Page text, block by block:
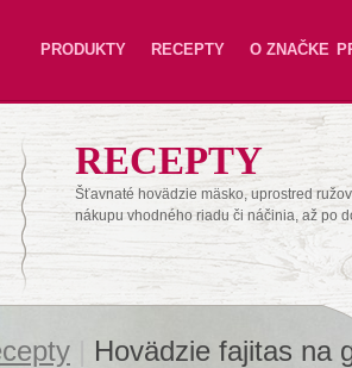
PRODUKTY RECEPTY O ZNAČKE
RECEPTY
Šťavnaté hovädzie mäsko, uprostred
nákupu vhodného riadu či náčinia, až po
Hovädzie fajitas na